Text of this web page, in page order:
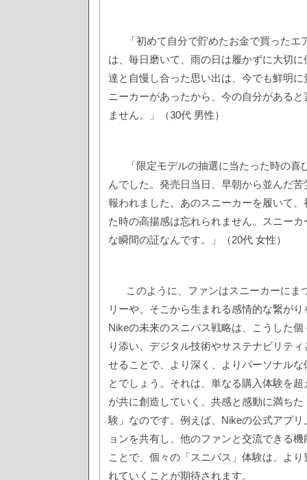
「初めて自分で貯めたお金で買ったエ
は、毎日磨いて、雨の日は履かずに大切
達と自慢し合った思い出は、今でも鮮明
ニーカーがあったから、今の自分がある
ません。」（30代 男性）
「限定モデルの抽選に当たった時の
んでした。発売日当日、早朝から並んだ
報われました。あのスニーカーを履いて
た時の高揚感は忘れられません。スニー
な瞬間の証なんです。」（20代 女性）
このように、ファンはスニーカーにま
リーや、そこから生まれる感情的な繋が
Nikeの未来のスニパス戦略は、こうした
り添い、デジタル技術やサステナビリテ
せることで、より深く、よりパーソナル
とでしょう。それは、単なる購入体験を
が共に創造していく、共感と感動に満ち
験」なのです。例えば、Nikeの公式アプ
ョンを共有し、他のファンと交流できる
ことで、個々の「スニパス」体験は、よ
れていくことが期待されます。